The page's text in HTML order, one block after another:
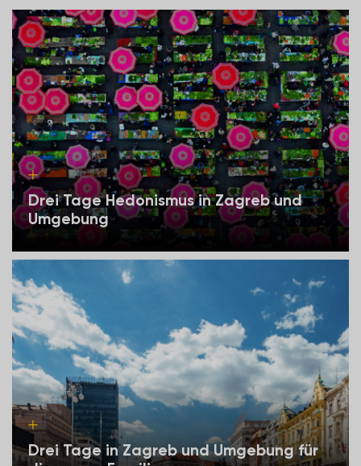
Drei Tage Hedonismus in Zagreb und
Umgebung
Drei Tage in Zagreb und Umgebung für